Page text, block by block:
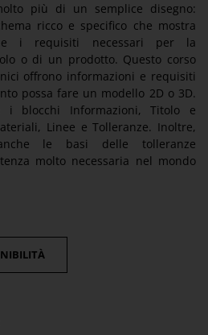
più di un semplice disegno:
ricco e specifico che mostra
i requisiti necessari per la
o di un prodotto. Questo corso
offrono informazioni e requisiti
possa fare un modello 2D o 3D.
i blocchi Informazioni, Titolo e
Linee e Tolleranze. Inoltre,
le basi delle tolleranze
molto necessaria nel mondo